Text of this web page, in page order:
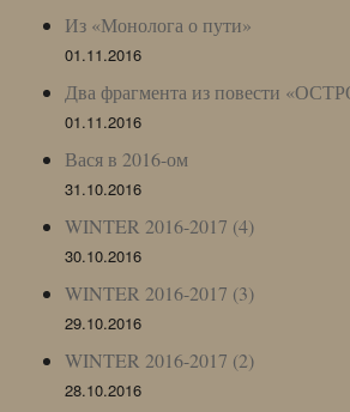
Из «Монолога о пути»
01.11.2016
Два фрагмента из повести
01.11.2016
Вася в 2016-ом
31.10.2016
WINTER 2016-2017 (4)
30.10.2016
WINTER 2016-2017 (3)
29.10.2016
WINTER 2016-2017 (2)
28.10.2016